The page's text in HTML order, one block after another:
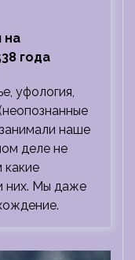
на
года
уфология,
наше
деле не
какие
них. Мы даже